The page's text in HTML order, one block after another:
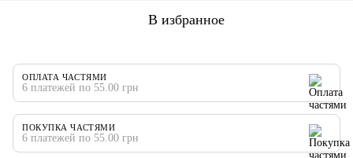
В избранное
ОПЛАТА ЧАСТЯМИ
6 платежей по 55.00 грн
ПОКУПКА ЧАСТЯМИ
6 платежей по 55.00 грн